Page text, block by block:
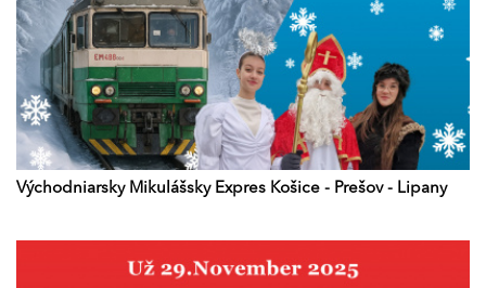
Východniarsky Mikulášsky Expres Košice - Prešov - Lipany